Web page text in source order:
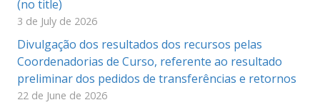
(no title)
3 de July de 2026
Divulgação dos resultados dos recursos pelas
Coordenadorias de Curso, referente ao resultado
preliminar dos pedidos de transferências e retornos
22 de June de 2026